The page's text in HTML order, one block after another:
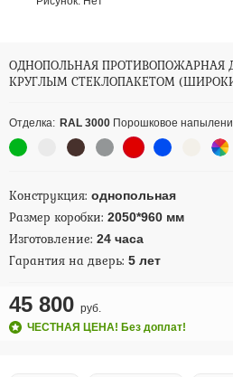
ОДНОПОЛЬНАЯ ПРОТИВОПОЖАРНАЯ
КРУГЛЫМ СТЕКЛОПАКЕТОМ
Отделка: RAL 3000 Порошковое
Конструкция: однопольная
Размер коробки: 2050*960 мм
Изготовление: 24 часа
Гарантия на дверь: 5 лет
45 800 руб.
ЧЕСТНАЯ ЦЕНА! Без доплат!